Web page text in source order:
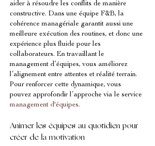
aider à résoudre les conflits de manière
constructive. Dans une équipe F&B, la
cohérence managériale garantit aussi une
meilleure exécution des routines, et donc une
expérience plus fluide pour les
collaborateurs. En travaillant le
management d’équipes, vous améliorez
l’alignement entre attentes et réalité terrain.
Pour renforcer cette dynamique, vous
pouvez approfondir l’approche via le service
management d'équipes.
Animer les équipes au quotidien pour
créer de la motivation